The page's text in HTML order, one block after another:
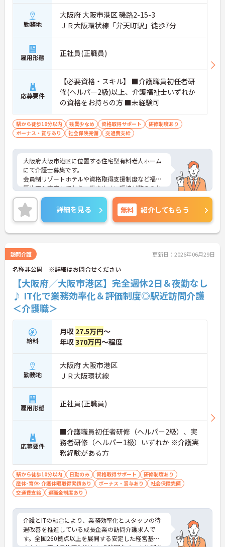
勤務地
大阪府 大阪市港区 磯路2-15-3
ＪＲ大阪環状線「弁天町駅」徒歩7分
雇用形態 正社員(正職員)
応募要件
【必要資格・スキル】 ■介護職員初任者研
修(ヘルパー2級)以上、介護福祉士いずれか
の資格をお持ちの方 ■未経験可
駅から徒歩10分以内 残業少なめ 資格取得サポート
研修制度あり
ボーナス・賞与あり
社会保険完備 交通費支給
大阪府大阪市港区に位置する住宅型有料老人ホーム
にて介護士募集です。
会員制リゾートホテルや資格取得支援制度など福利
厚生面も充実しており、働きやすい環境が整えられ
ています。
ご興味のある方には、面接対策ポイントなど、さら
に詳細をお話いたしますので、お気軽にご相談くだ
さい。
詳細を見る 無料 紹介してもらう
訪問介護 更新日：2026年06月29日
名称非公開 ※詳細はお問合せください
【大阪府／大阪市港区】完全週休2日＆夜勤なし
♪ IT化で業務効率化＆評価制度◎駅近訪問介護
＜介護職＞
給料
月収 27.5万円～
年収370万円～程度
勤務地
大阪府 大阪市港区
ＪＲ大阪環状線
雇用形態 正社員(正職員)
応募要件
■介護職員初任者研修（ヘルパー2級）、実
務者研修（ヘルパー1級）いずれか ※介護実
務経験がある方
駅から徒歩10分以内 日勤のみ 資格取得サポート
研修制度あり
産休･育休･介護休暇取得実績あり
ボーナス・賞与あり
社会保険完備
交通費支給
退職金制度あり
介護とITの融合により、業務効率化とスタッフの待
遇改善を推進している成長企業の訪問介護求人で
す。全国260拠点以上を展開する安定した経営基盤